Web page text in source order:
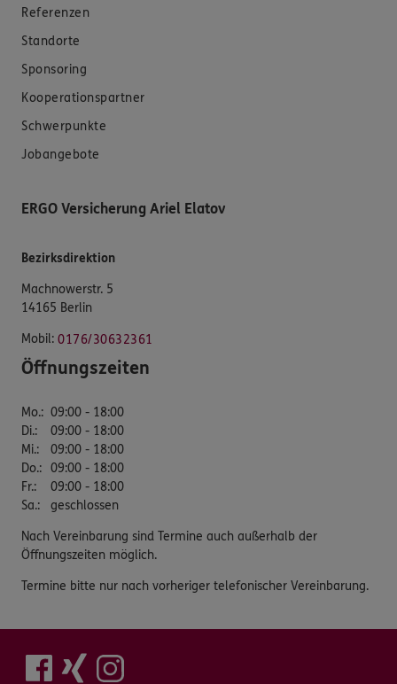
Referenzen
Standorte
Sponsoring
Kooperationspartner
Schwerpunkte
Jobangebote
ERGO Versicherung Ariel Elatov
Bezirksdirektion
Machnowerstr. 5
14165 Berlin
Mobil: 0176/30632361
Öffnungszeiten
Mo.: 09:00 - 18:00
Di.:
09:00 - 18:00
Mi.:
09:00 - 18:00
Do.: 09:00 - 18:00
Fr.:
09:00 - 18:00
Sa.: geschlossen
Nach Vereinbarung sind Termine auch außerhalb der
Öffnungszeiten möglich.
Termine bitte nur nach vorheriger telefonischer Vereinbarung.